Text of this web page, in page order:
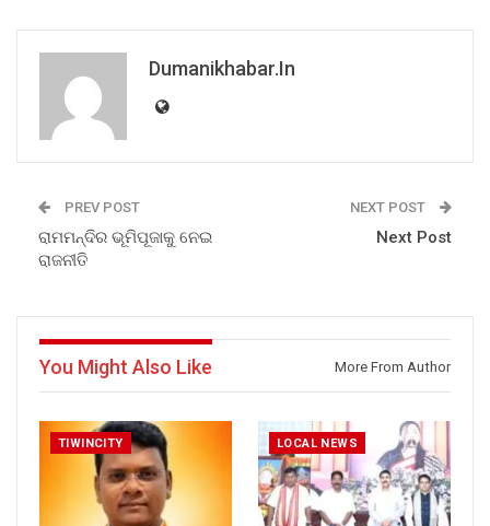
Dumanikhabar.in
PREV POST
ରାମମନ୍ଦିର ଭୂମିପୂଜାକୁ ନେଇ
ରାଜନୀତି
NEXT POST
Next Post
You Might Also Like More From Author
TIWINCITY LOCAL NEWS